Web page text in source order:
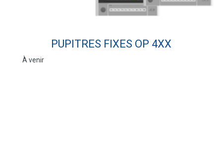
PUPITRES FIXES OP 4XX
À venir